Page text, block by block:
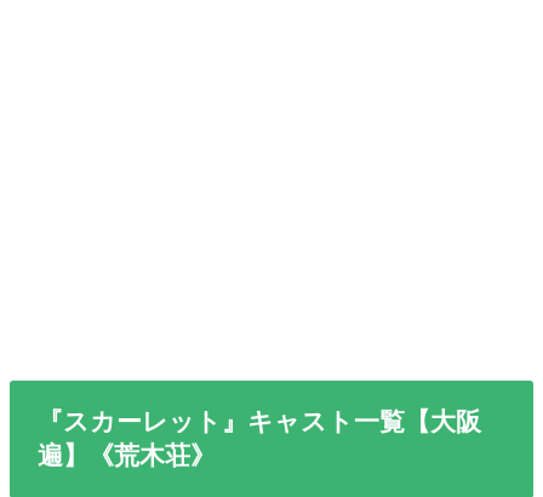
『スカーレット』キャスト一覧【大阪
遍】《荒木荘》